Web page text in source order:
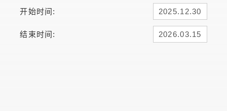
开始时间: 2025.12.30
结束时间: 2026.03.15